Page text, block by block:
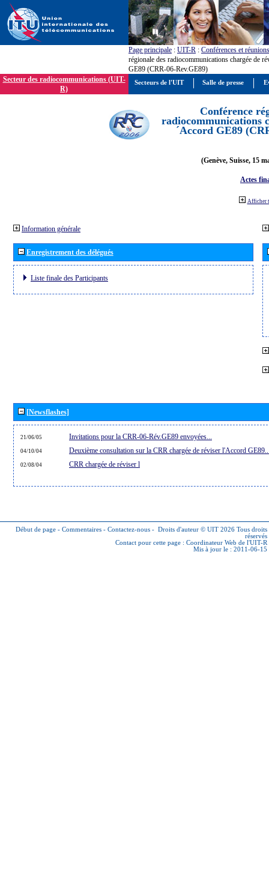
Page principale : UIT-R : Conférences et réunions
régionale des radiocommunications chargée de
GE89 (CRR-06-Rev.GE89)
Secteur des radiocommunications (UIT-
R)
Conférence
radiocommunications
´Accord GE89
(Genève, Suisse, 15
Actes
Afficher
Information générale
Enregistrement des délégués
Liste finale des Participants
[Newsflashes]
21/06/05 Invitations pour la CRR-06-Rév.GE89 envoyées...
04/10/04 Deuxième consultation sur la CRR chargée de réviser l'Accord
02/08/04 CRR chargée de réviser l
Début de page - Commentaires - Contactez-nous - Droits d'auteur © UIT 2026 Tous droits
réservés
Contact pour cette page : Coordinateur Web de l'UIT-R
Mis à jour le : 2011-06-15
Secteurs de l'UIT Salle de presse